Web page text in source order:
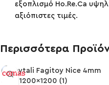
εξοπλισμό Ho.Re.Ca
αξιόπιστες τιμές.
Περισσότερα